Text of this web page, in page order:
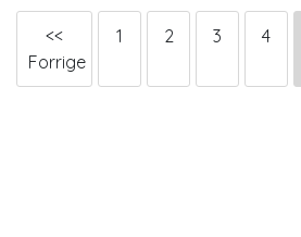
<<
Forrige
1 2 3 4